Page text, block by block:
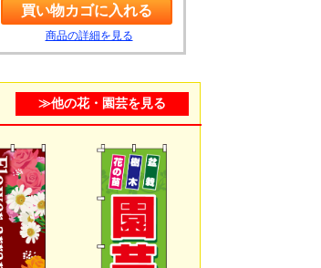
商品の詳細を見る
≫他の花・園芸を見る